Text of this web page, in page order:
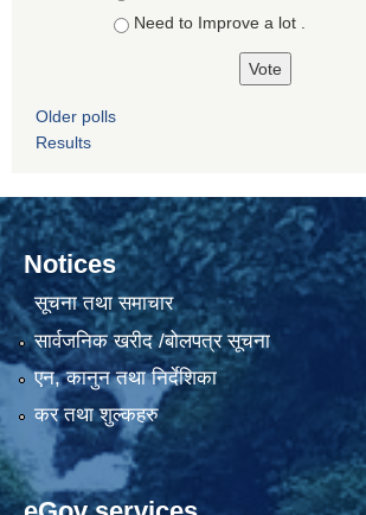
Need to Improve a lot .
Older polls
Results
Notices
सूचना तथा समाचार
सार्वजनिक खरीद /बोलपत्र सूचना
एन, कानुन तथा निर्देशिका
कर तथा शुल्कहरु